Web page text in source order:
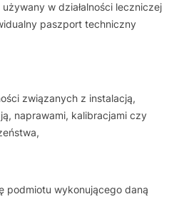
w działalności leczniczej
paszport techniczny
związanych z instalacją,
naprawami, kalibracjami czy
podmiotu wykonującego daną